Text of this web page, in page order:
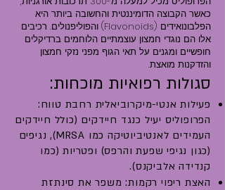
כאשר הקבוצה הדומיננטית והחשובה ביותר היא
הפלבונואידים (Flavonoids) והפוליפנולים. רכיבים
אלו הם נוגדי חמצון עוצמתיים הלוחמים ברדיקלים
חופשיים ומגנים על תאי הגוף מפני נזקי חמצון
והזדקנות מואצת.
סגולות רפואיות מוכחות:
פעילות אנטי-מיקרוביאלית רחבת טווח:
הפרופוליס יעיל כנגד חיידקים (כולל חיידקים
העמידים לאנטיביוטיקה כמו MRSA), נגיפים
(כגון נגיפי שפעת והרפס) ופטריות (כמו
קנדידה אלביקנס).
האצת ריפוי רקמות: משפר את סינתזת